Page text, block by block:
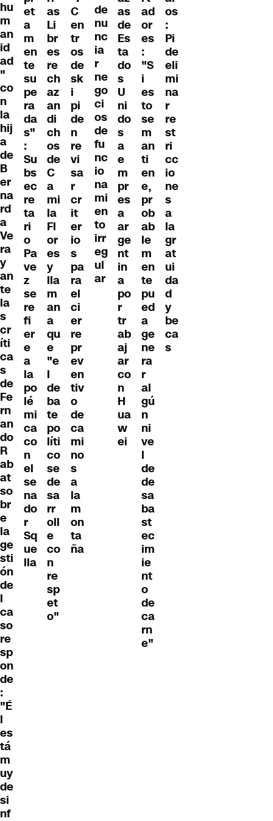
hu
m
an
id
ad
"
co
n
la
hij
a
de
B
er
na
rd
a
Ve
ra
y
an
te
la
s
cr
íti
ca
s
de
Fe
rn
an
do
R
ab
at
so
br
e
la
ge
sti
ón
de
l
ca
so
re
sp
on
de
:
"É
l
es
tá
m
uy
de
si
nf
et
a
m
en
te
su
pe
ra
da
s"
:
Su
bs
ec
re
ta
ri
o
Pa
ve
z
se
re
fi
er
e
a
la
po
lé
mi
ca
co
n
el
se
na
do
r
Sq
ue
lla
as
Li
br
es
re
ch
az
an
di
ch
os
de
C
a
mi
la
Fl
or
es
y
lla
m
an
a
qu
e
"e
l
de
ba
te
po
líti
co
se
de
sa
rr
oll
e
co
n
re
sp
et
o"
C
en
tr
os
de
sk
i
pi
de
n
re
vi
sa
r
cr
it
er
io
s
pa
ra
el
ci
er
re
pr
ev
en
tiv
o
de
ca
mi
no
s
a
la
m
on
ta
ña
de
nu
nc
ia
r
ne
go
ci
os
de
fu
nc
io
na
mi
en
to
irr
eg
ul
ar
as
de
Es
ta
do
s
U
ni
do
s
a
e
m
pr
es
a
ar
ge
nt
in
a
po
r
tr
ab
aj
ar
co
n
H
ua
w
ei
ad
or
es
:
"S
i
es
to
se
m
an
ti
en
e,
pr
ob
ab
le
m
en
te
pu
ed
a
ge
ne
ra
r
al
gú
n
ni
ve
l
de
de
sa
ba
st
ec
im
ie
nt
o
de
ca
rn
e"
os
:
Pi
de
eli
mi
na
r
re
st
ri
cc
io
ne
s
a
la
gr
at
ui
da
d
y
be
ca
s